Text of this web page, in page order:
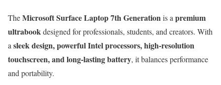
TheMicrosoft Surface Laptop 7th Generationis a premium
ultrabookdesigned for professionals, students, and creators. With
a sleek design, powerful Intel processors, high-resolution
touchscreen, and long-lasting battery, it balances performance
and portability.